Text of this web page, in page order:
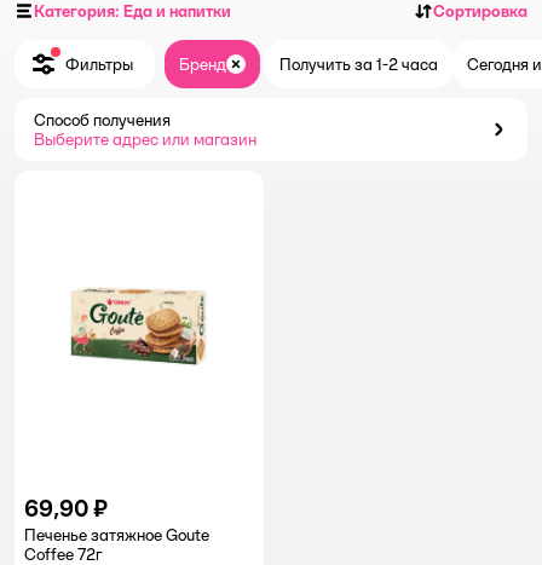
Категория: Еда и напитки Сортировка
Фильтры Бренд ЗакрытьПолучить за 1-2 часа Сегодня
Способ получения
Выберите адрес или магазин
69,90 ₽
Печенье затяжное Goute
Coffee 72г